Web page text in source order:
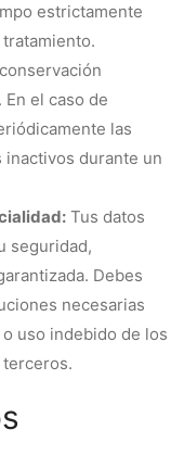
estrictamente
el caso de
las
durante un
Tus datos
seguridad,
Debes
necesarias
uso indebido de los